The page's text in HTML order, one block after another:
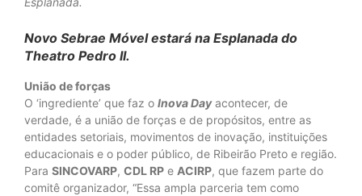
Novo Sebrae Móvel estará na Esplanada do
Theatro Pedro II.
União de forças
O ‘ingrediente’ que faz o Inova Dayacontecer, de
verdade, é a união de forças e de propósitos, entre as
entidades setoriais, movimentos de inovação, instituições
educacionais e o poder público, de Ribeirão Preto e região.
Para SINCOVARP, CDL RP e ACIRP, que fazem parte do
comitê organizador, “Essa ampla parceria tem como